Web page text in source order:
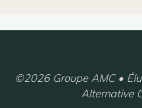
©2026 Groupe AMC •
Alternative